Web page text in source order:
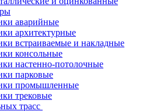
аварийные
архитектурные
встраиваемые и накладные
консольные
настенно-потолочные
парковые
промышленные
трековые
трасс